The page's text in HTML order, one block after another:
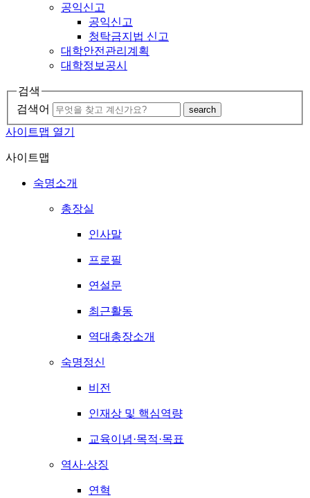
공익신고
공익신고
청탁금지법 신고
대학안전관리계획
대학정보공시
검색
검색어
search
사이트맵 열기
사이트맵
숙명소개
총장실
인사말
프로필
연설문
최근활동
역대총장소개
숙명정신
비전
인재상 및 핵심역량
교육이념·목적·목표
역사·상징
연혁